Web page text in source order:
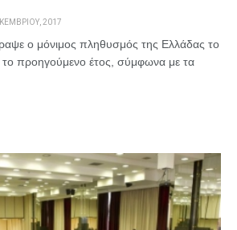
2017
ο μόνιμος πληθυσμός της Ελλάδας το
προηγούμενο έτος, σύμφωνα με τα